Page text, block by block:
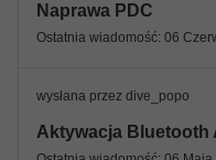
Naprawa PDC
wysłana przez dive_popo
Aktywacja Bluetooth